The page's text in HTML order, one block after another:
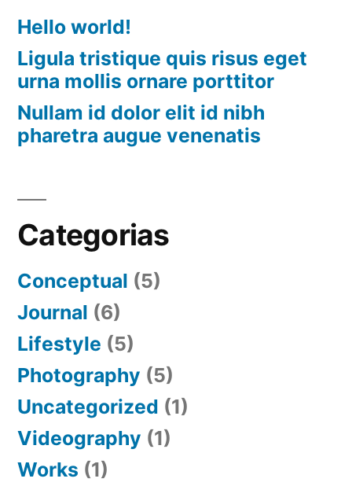
Hello world!
Ligula tristique quis risus eget
urna mollis ornare porttitor
Nullam id dolor elit id nibh
pharetra augue venenatis
Categorias
Conceptual (5)
Journal (6)
Lifestyle (5)
Photography (5)
Uncategorized (1)
Videography (1)
Works (1)